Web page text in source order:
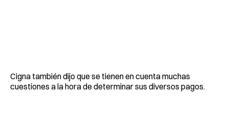
Cigna también dijo que se tienen en cuenta muchas
cuestiones a la hora de determinar sus diversos pagos.